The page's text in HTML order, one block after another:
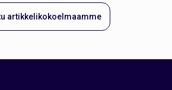
artikkelikokoelmaamme